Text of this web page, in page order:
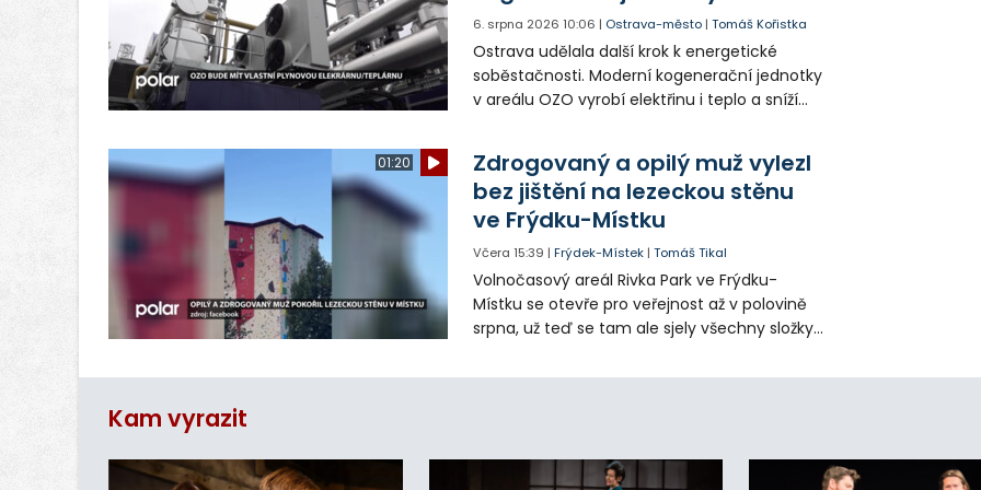
6. srpna 2026 10:06 | Ostrava-město |Tomáš Kořistka
Ostrava udělala další krok k energetické
soběstačnosti. Moderní kogenerační jednotky
v areálu OZO vyrobí elektřinu i teplo a sníží
01:20
Zdrogovaný a opilý muž vylezl
bez jištění na lezeckou stěnu
ve Frýdku-Místku
Včera 15:39 |Frýdek-Místek |Tomáš Tikal
Volnočasový areál Rivka Park ve Frýdku-
Místku se otevře pro veřejnost až v polovině
srpna, už teď se tam ale sjely všechny složky
vniknutí opilého muže pod vlivem drog do
Kam vyrazit